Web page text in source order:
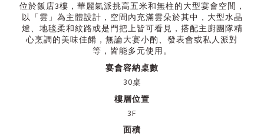
位於飯店3樓，華麗氣派挑高五米和無柱的大型宴會空間，
以「雲」為主體設計，空間內充滿雲朵於其中，大型水晶
燈、地毯柔和紋路或是門把上皆可看見，搭配主廚團隊精
心烹調的美味佳餚，無論大宴小酌、發表會或私人派對
等，皆能多元使用。
宴會容納桌數
30桌
樓層位置
3F
面積